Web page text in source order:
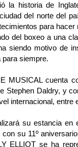
la historia de
del norte del
para
del boxeo a una
siendo motivo de
siempre.
MUSICAL cuenta
Stephen Daldry, y
internacional,
su estancia
con su 11º
ELLIOT se ha